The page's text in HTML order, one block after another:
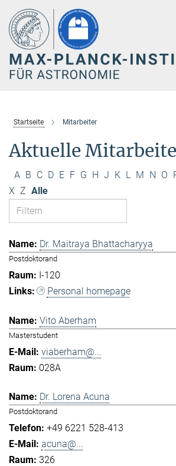
Hauptinhalt
Startseite Mitarbeiter
Aktuelle
A B C D E F G H J K L M N O
X Z Alle
Dr. Maitraya Bhattacharyya
Postdoktorand
I-120
Personal homepage
Vito Aberham
Masterstudent
viaberham@...
028A
Dr. Lorena Acuna
Postdoktorand
+49 6221 528-413
acuna@...
326